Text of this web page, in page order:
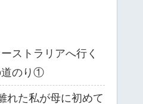
ストラリアへ行く
道のり①
れた私が母に初めて